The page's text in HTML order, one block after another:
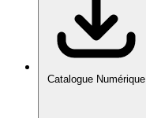
Catalogue Numérique